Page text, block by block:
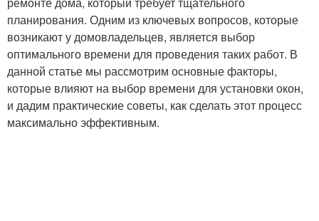
планирования. Одним из ключевых вопросов, которые
возникают у домовладельцев, является выбор
оптимального времени для проведения таких работ. В
данной статье мы рассмотрим основные факторы,
которые влияют на выбор времени для установки окон,
и дадим практические советы, как сделать этот процесс
максимально эффективным.